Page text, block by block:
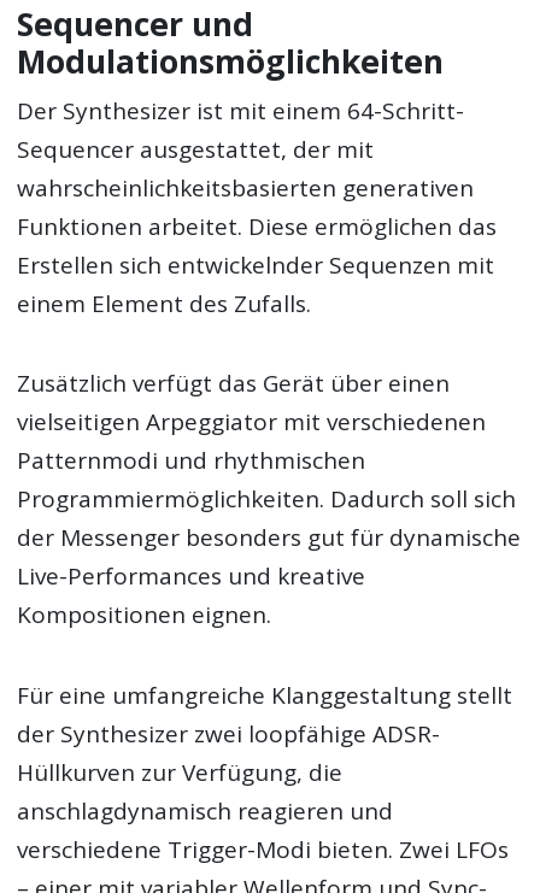
Sequencer und
Modulationsmöglichkeiten
Der Synthesizer ist mit einem 64-Schritt-
Sequencer ausgestattet, der mit
wahrscheinlichkeitsbasierten generativen
Funktionen arbeitet. Diese ermöglichen das
Erstellen sich entwickelnder Sequenzen mit
einem Element des Zufalls.
Zusätzlich verfügt das Gerät über einen
vielseitigen Arpeggiator mit verschiedenen
Patternmodi und rhythmischen
Programmiermöglichkeiten. Dadurch soll sich
der Messenger besonders gut für dynamische
Live-Performances und kreative
Kompositionen eignen.
Für eine umfangreiche Klanggestaltung stellt
der Synthesizer zwei loopfähige ADSR-
Hüllkurven zur Verfügung, die
anschlagdynamisch reagieren und
verschiedene Trigger-Modi bieten. Zwei LFOs